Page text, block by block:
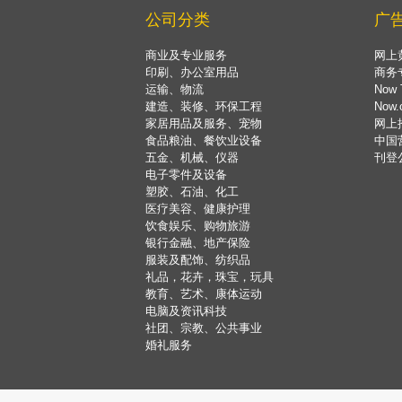
公司分类
商业及专业服务
印刷、办公室用品
运输、物流
建造、装修、环保工程
家居用品及服务、宠物
食品粮油、餐饮业设备
五金、机械、仪器
电子零件及设备
塑胶、石油、化工
医疗美容、健康护理
饮食娱乐、购物旅游
银行金融、地产保险
服装及配饰、纺织品
礼品，花卉，珠宝，玩具
教育、艺术、康体运动
电脑及资讯科技
社团、宗教、公共事业
婚礼服务
广
网上
商务
Now
网上
中国
刊登